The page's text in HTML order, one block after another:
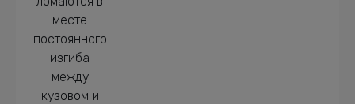
месте
постоянного
изгиба
между
кузовом и